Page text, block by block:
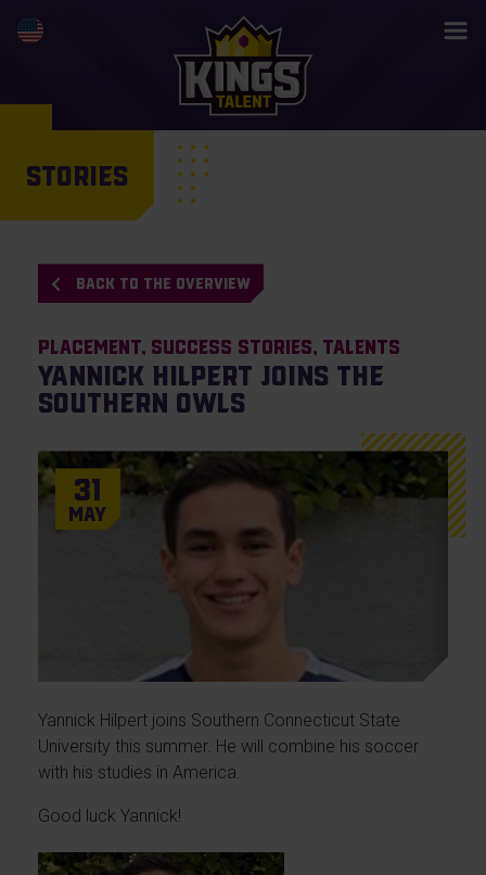
STORIES
BACK TO THE OVERVIEW
Placement Success Stories Talents
Yannick Hilpert joins the
Southern Owls
31
May
Yannick Hilpert joins Southern Connecticut State
University this summer. He will combine his soccer
with his studies in America.
Good luck Yannick!